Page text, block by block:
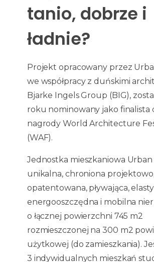
tanio, dobrze i
ładnie?
Projekt opracowany przez
we współpracy z duńskimi
Bjarke Ingels Group (BIG),
roku nominowany jako finalista
nagrody World Architecture
(WAF).
Jednostka mieszkaniowa
unikalna, chroniona
opatentowana, pływająca,
energooszczędna i mobilna
o łącznej powierzchni 745 m2
rozmieszczonej na 300 m2
użytkowej (do zamieszkania).
3 indywidualnych mieszkań